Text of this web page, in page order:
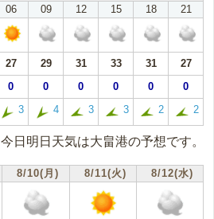
06 09 12 15 18 21
27 29 31 33 31
27
0 0 0 0 0 0
3 4 3 3 2 2
今日明日天気は大畠港の予想です。
8/10(月) 8/11(火) 8/12(水)